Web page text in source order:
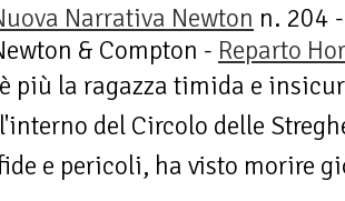
Narrativa Newton n. 204 -
& Compton - Reparto
più la ragazza timida e
del Circolo delle
e pericoli, ha visto morire